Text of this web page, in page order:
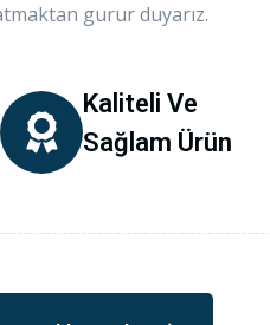
gurur duyarız.
Kaliteli Ve
Sağlam Ürün